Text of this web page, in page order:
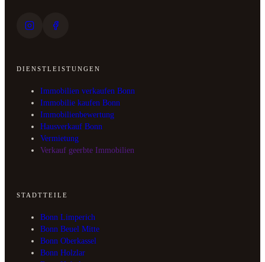
DIENSTLEISTUNGEN
Immobilien verkaufen Bonn
Immobilie kaufen Bonn
Immobilienbewertung
Hausverkauf Bonn
Vermietung
Verkauf geerbte Immobilien
STADTTEILE
Bonn Limperich
Bonn Beuel Mitte
Bonn Oberkassel
Bonn Holzlar